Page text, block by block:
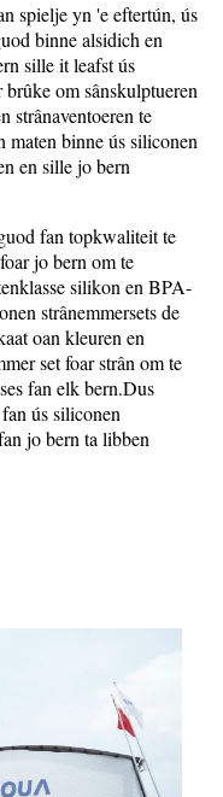
spielje yn 'e eftertún, ús
binne alsidich en
sille it leafst ús
om sânskulptueren
strânaventoeren te
maten binne ús siliconen
en sille jo bern
fan topkwaliteit te
jo bern om te
silikon en BPA-
strânemmersets de
oan kleuren en
set foar strân om te
fan elk bern.Dus
ús siliconen
jo bern ta libben